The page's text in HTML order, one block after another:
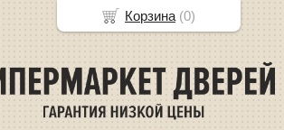
Корзина (0)